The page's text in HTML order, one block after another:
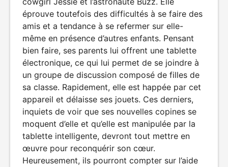
éprouve toutefois des difficultés à se faire des
amis et a tendance à se refermer sur elle-
même en présence d’autres enfants. Pensant
bien faire, ses parents lui offrent une tablette
électronique, ce qui lui permet de se joindre à
un groupe de discussion composé de filles de
sa classe. Rapidement, elle est happée par cet
appareil et délaisse ses jouets. Ces derniers,
inquiets de voir que ses nouvelles copines se
moquent d’elle et qu’elle est manipulée par la
tablette intelligente, devront tout mettre en
œuvre pour reconquérir son cœur.
Heureusement, ils pourront compter sur l’aide